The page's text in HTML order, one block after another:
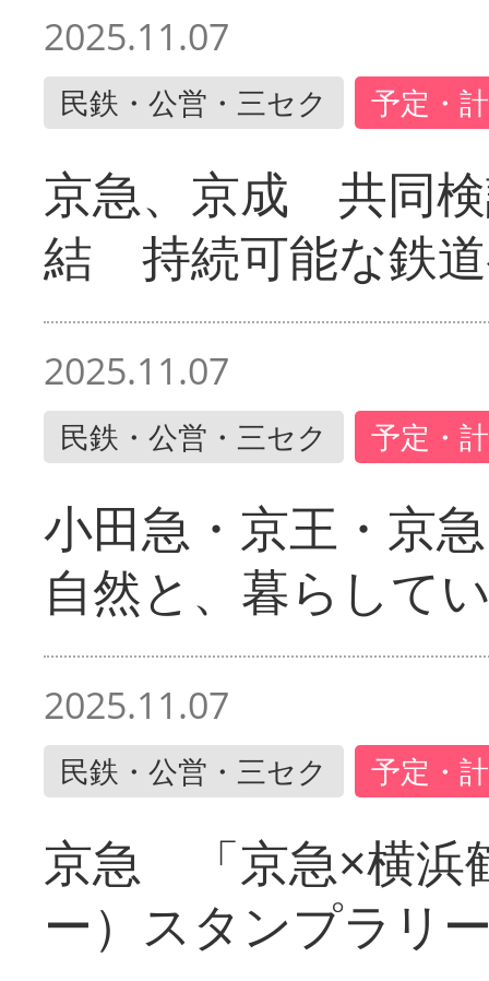
2025.11.07
民鉄・公営・三セク 予定・
京急、京成 共同
結 持続可能な鉄
2025.11.07
民鉄・公営・三セク 予定・
小田急・京王・京
自然と、暮らして
2025.11.07
民鉄・公営・三セク 予定・
京急 「京急×横浜
ー）スタンプラリ